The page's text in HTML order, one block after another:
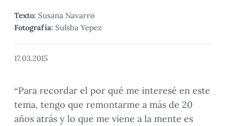
Texto: Susana Navarro
Fotografía: Sulsba Yepez
17.03.2015
“Para recordar el por qué me interesé en este
tema, tengo que remontarme a más de 20
años atrás y lo que me viene a la mente es